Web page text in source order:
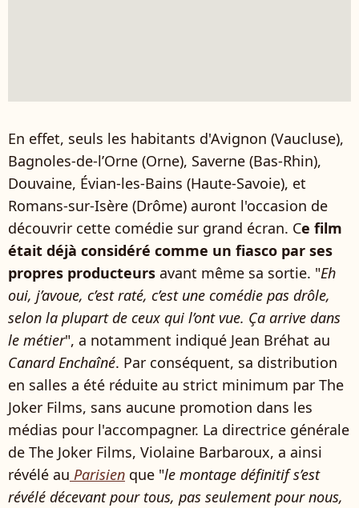
En effet, seuls les habitants d'Avignon (Vaucluse),
Bagnoles-de-l’Orne (Orne), Saverne (Bas-Rhin),
Douvaine, Évian-les-Bains (Haute-Savoie), et
Romans-sur-Isère (Drôme) auront l'occasion de
découvrir cette comédie sur grand écran. Ce film
était déjà considéré comme un fiasco par ses
propres producteurs avant même sa sortie. "Eh
oui, j’avoue, c’est raté, c’est une comédie pas drôle,
selon la plupart de ceux qui l’ont vue. Ça arrive dans
le métier", a notamment indiqué Jean Bréhat au
Canard Enchaîné. Par conséquent, sa distribution
en salles a été réduite au strict minimum par The
Joker Films, sans aucune promotion dans les
médias pour l'accompagner. La directrice générale
de The Joker Films, Violaine Barbaroux, a ainsi
révélé au Parisien que "le montage définitif s’est
révélé décevant pour tous, pas seulement pour nous,